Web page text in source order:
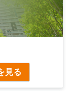
見る